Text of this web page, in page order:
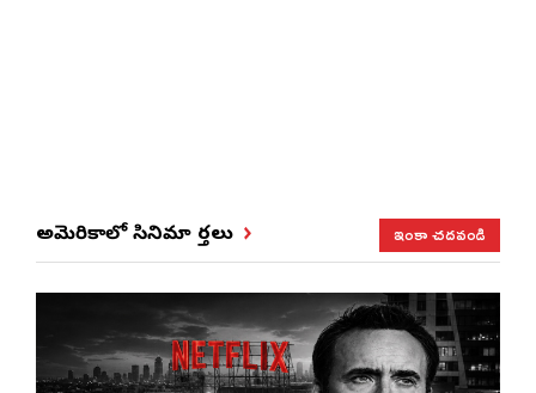
అమెరికాలో సినిమా వార్తలు ఇంకా చదవండి